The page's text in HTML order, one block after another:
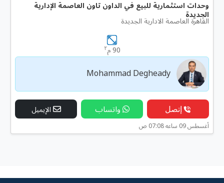
وحدات استثمارية للبيع في الداون تاون العاصمة الإدارية
الجديدة
القاهرة العاصمة الادارية الجديدة
90 م ٢
Mohammad Degheady
إتصل واتساب الإيميل
أغسطس 09 ساعه 07:08 ص